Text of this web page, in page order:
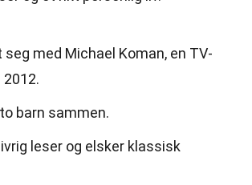
med Michael Koman, en TV-
barn sammen.
ivrig leser og elsker klassisk